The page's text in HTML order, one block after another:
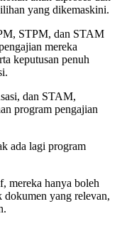
yang dikemaskini.
STPM, dan STAM
mereka
keputusan penuh
dan STAM,
program pengajian
ada lagi program
mereka hanya boleh
dokumen yang relevan,